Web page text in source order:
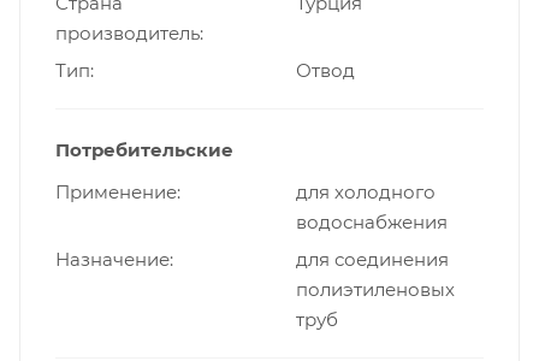
производитель
Тип Отвод
Потребительские
Применение
для холодного
водоснабжения
Назначение
для соединения
полиэтиленовых
труб